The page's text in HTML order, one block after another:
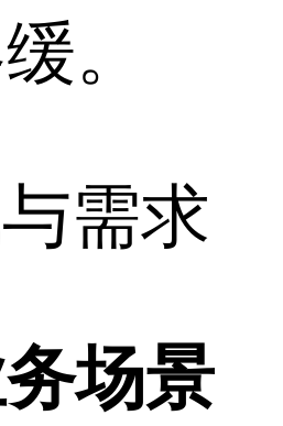
。
需求
场景